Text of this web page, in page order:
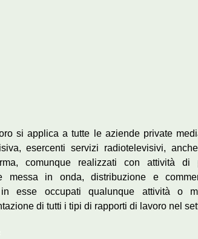
si applica a tutte le aziende private
esercenti servizi radiotelevisivi,
comunque realizzati con attività di
messa in onda, distribuzione e
esse occupati qualunque attività o
di tutti i tipi di rapporti di lavoro nel